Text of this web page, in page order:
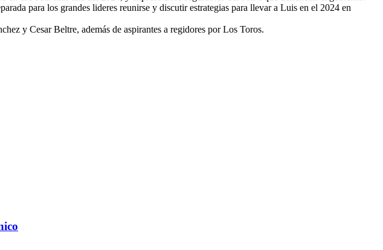
para los grandes lideres reunirse y discutir estrategias para llevar a Luis en el 2024 en
y Cesar Beltre, además de aspirantes a regidores por Los Toros.